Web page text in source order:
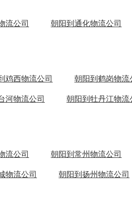
流公司 朝阳到通化物流公司
鸡西物流公司 朝阳到鹤岗物流
河物流公司 朝阳到牡丹江物流
流公司 朝阳到常州物流公司
物流公司 朝阳到扬州物流公司